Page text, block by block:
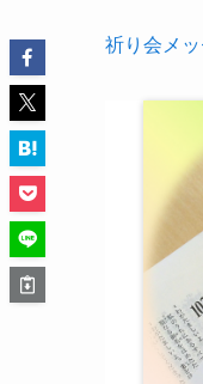
祈り会メ